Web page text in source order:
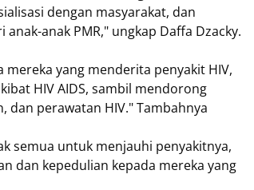
dengan masyarakat, dan
anak PMR," ungkap Daffa Dzacky.
yang menderita penyakit HIV,
HIV AIDS, sambil mendorong
dan perawatan HIV." Tambahnya
semua untuk menjauhi penyakitnya,
dan kepedulian kepada mereka yang